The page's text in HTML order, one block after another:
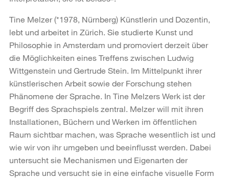
Tine Melzer (*1978, Nürnberg) Künstlerin und Dozentin,
lebt und arbeitet in Zürich. Sie studierte Kunst und
Philosophie in Amsterdam und promoviert derzeit über
die Möglichkeiten eines Treffens zwischen Ludwig
Wittgenstein und Gertrude Stein. Im Mittelpunkt ihrer
künstlerischen Arbeit sowie der Forschung stehen
Phänomene der Sprache. In Tine Melzers Werk ist der
Begriff des Sprachspiels zentral. Melzer will mit ihren
Installationen, Büchern und Werken im öffentlichen
Raum sichtbar machen, was Sprache wesentlich ist und
wie wir von ihr umgeben und beeinflusst werden. Dabei
untersucht sie Mechanismen und Eigenarten der
Sprache und versucht sie in eine einfache visuelle Form